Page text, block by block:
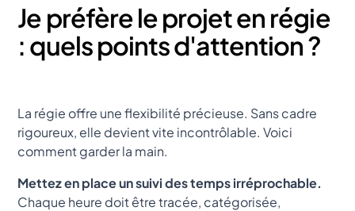
Je préfère le projet en régie
: quels points d'attention ?
La régie offre une flexibilité précieuse. Sans cadre
rigoureux, elle devient vite incontrôlable. Voici
comment garder la main.
Mettez en place un suivi des temps irréprochable.
Chaque heure doit être tracée, catégorisée,